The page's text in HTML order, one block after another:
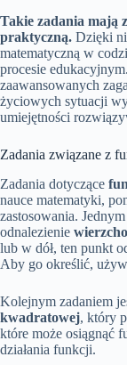
Takie zadania mają
praktyczną. Dzięki
matematyczną w
procesie
zaawansowanych
życiowych sytuacji
umiejętności
Zadania związane z
Zadania dotyczące
nauce matematyki,
zastosowania.
odnalezienie
lub w dół, ten punkt
Aby go określić,
Kolejnym zadaniem
kwadratowej, który
które może osiągnąć
działania funkcji.